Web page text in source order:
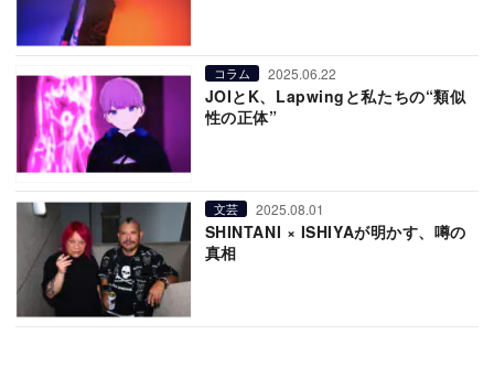
コラム 2025.06.22
JOIとK、Lapwingと私たちの“類似
性の正体”
文芸 2025.08.01
SHINTANI × ISHIYAが明かす、噂の
真相